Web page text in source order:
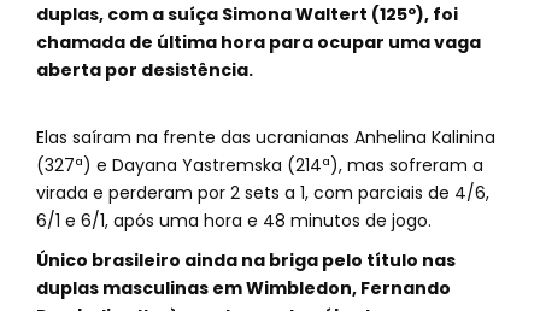
duplas, com a suíça Simona Waltert (125º), foi
chamada de última hora para ocupar uma vaga
aberta por desistência.
Elas saíram na frente das ucranianas Anhelina Kalinina
(327ª) e Dayana Yastremska (214ª), mas sofreram a
virada e perderam por 2 sets a 1, com parciais de 4/6,
6/1 e 6/1, após uma hora e 48 minutos de jogo.
Único brasileiro ainda na briga pelo título nas
duplas masculinas em Wimbledon, Fernando